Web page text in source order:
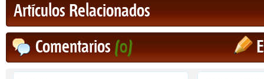
Artículos Relacionados
Comentarios(0)